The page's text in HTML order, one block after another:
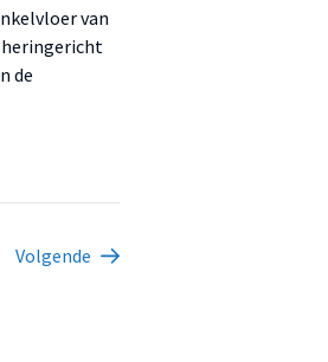
van
heringericht
de
Volgende